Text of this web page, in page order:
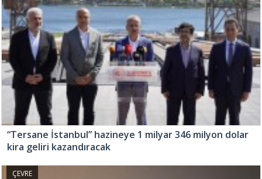
“Tersane İstanbul” hazineye 1 milyar 346 milyon dolar
kira geliri kazandıracak
ÇEVRE